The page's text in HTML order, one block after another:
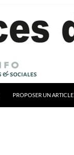
PROPOSER UN ARTICLE